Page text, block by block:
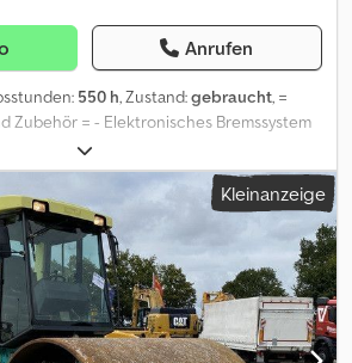
Hz Walzenbreite: 1,68 m
m Außenwenderadius: 4,5 m Statische
Motorleistung: 63 kW Maximale
AUSSTATTUNG: Radio, Heizung,
Walze Sprühgerät, Vibrationen
angegebene Preis gilt für
Attraktive Rabatte für
Sie uns telefonisch, um das
Für entschlossene Kunden erstellen
Video zur Maschinenpräsentation,
Farbmessung. Dies ermöglicht einen
Ferne. Selbstverständlich sind auch
Anrufen
550 h, Zustand:gebraucht, =
Zubehör = - Elektronisches Bremssystem
= Dkodpfxsxt Tf Dj Anker Ammann
Ammann AVP 3020 Rüttelplatte aus BJ
IDNR 996 Gerne erwarten wir Sie zur
oder Fahrzeugabholung bei
vereinbaren Sie einen Termin Wenn Sie
kommen können bieten wir Ihnen die
per Telefon/E-Mail/WhatsApp/Fax an Auf
Ihr neues Fahrzeug direkt vor Ihre Tür
Preis maximale Sicherheit und
Kleinanzeige